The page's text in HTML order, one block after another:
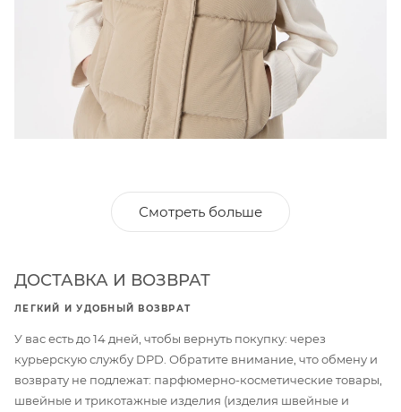
Смотреть больше
ДОСТАВКА И ВОЗВРАТ
ЛЕГКИЙ И УДОБНЫЙ ВОЗВРАТ
У вас есть до 14 дней, чтобы вернуть покупку: через
курьерскую службу DPD. Обратите внимание, что обмену и
возврату не подлежат: парфюмерно-косметические товары,
швейные и трикотажные изделия (изделия швейные и